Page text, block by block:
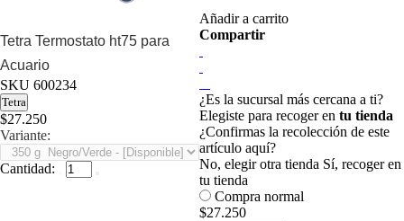
Tetra Termostato ht75 para
Acuario
SKU 600234
Tetra
$27.250
Variante:
Cantidad:
Añadir a carrito
Compartir
¿Es la sucursal más cercana a ti?
Elegiste para recoger en tu tienda
¿Confirmas la recolección de este
artículo aquí?
No, elegir otra tienda Sí, recoger en
tu tienda
Compra normal
$27.250